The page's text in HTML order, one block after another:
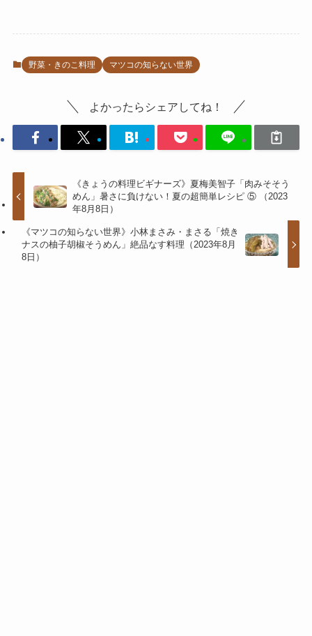
野菜・きのこ料理 マツコの知らない世界
よかったらシェアしてね！
《きょうの料理ビギナーズ》夏梅美智子「肉みそそう
めん」暑さに負けない！夏の超簡単レシピ ⑤ （2023
年8月8日）
《マツコの知らない世界》小林まさみ・まさる「焼き
ナスの柚子胡椒そうめん」絶品なす料理（2023年8月
8日）